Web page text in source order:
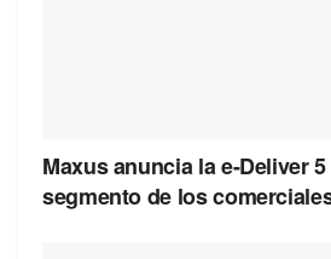
Maxus anuncia la e-Deliver
segmento de los